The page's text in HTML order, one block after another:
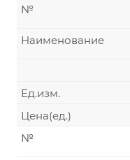
№
Наименование
Ед.изм.
Цена(ед.)
№